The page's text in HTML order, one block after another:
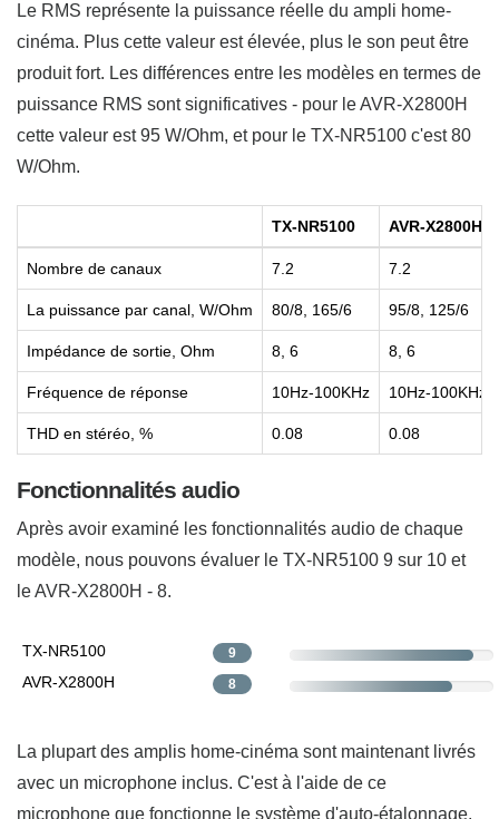
Le RMS représente la puissance réelle du ampli home-
cinéma. Plus cette valeur est élevée, plus le son peut être
produit fort. Les différences entre les modèles en termes de
puissance RMS sont significatives - pour le AVR-X2800H
cette valeur est 95 W/Ohm, et pour le TX-NR5100 c'est 80
W/Ohm.
TX-NR5100 AVR-X2800H
Nombre de canaux 7.2 7.2
La puissance par canal, W/Ohm 80/8, 165/6 95/8, 125/6
Impédance de sortie, Ohm 8, 6 8, 6
Fréquence de réponse 10Hz-100KHz 10Hz-100KHz
THD en stéréo, % 0.08 0.08
Fonctionnalités audio
Après avoir examiné les fonctionnalités audio de chaque
modèle, nous pouvons évaluer le TX-NR5100 9 sur 10 et
le AVR-X2800H - 8.
TX-NR5100 9
AVR-X2800H 8
La plupart des amplis home-cinéma sont maintenant livrés
avec un microphone inclus. C'est à l'aide de ce
microphone que fonctionne le système d'auto-étalonnage,